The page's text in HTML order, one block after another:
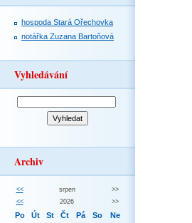
hospoda Stará Ořechovka
notářka Zuzana Bartoňová
Vyhledávání
Archiv
<< srpen
>>
<<
2026 >>
Po Út St Čt Pá So Ne